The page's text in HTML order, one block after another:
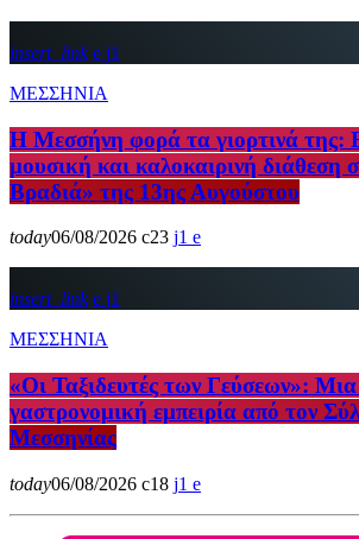
insert_link
1
ΜΕΣΣΗΝΙΑ
Η Μεσσήνη φορά τα γιορτινά της:
μουσική και καλοκαιρινή διάθεση
Βραδιά» της 13ης Αυγούστου
today06/08/2026 23 1
insert_link
1
ΜΕΣΣΗΝΙΑ
«Οι Ταξιδευτές των Γεύσεων»: Μια
γαστρονομική εμπειρία από τον
Μεσσηνίας
today06/08/2026 18 1